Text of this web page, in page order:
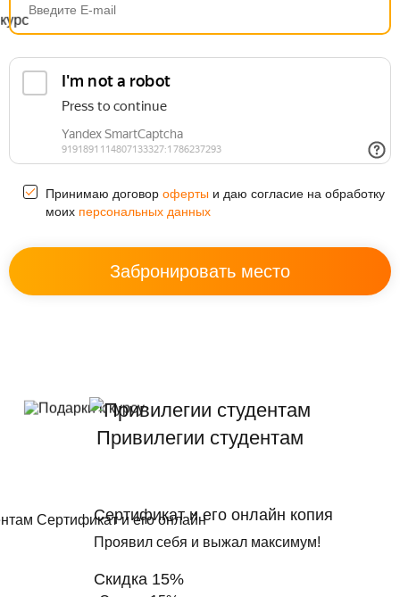
Принимаю договор оферты и даю согласие на обработку
моих персональных данных
Привилегии студентам
Сертификат и его онлайн копия
Проявил себя и выжал максимум!
Скидка 15%